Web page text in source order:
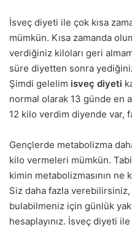
İsveç diyeti ile çok kısa
mümkün. Kısa zamanda
verdiğiniz kiloları geri
süre diyetten sonra
Şimdi gelelim isveç diyeti
normal olarak 13 günde en
12 kilo verdim diyende var,
Gençlerde metabolizma
kilo vermeleri mümkün.
kimin metabolizmasının ne
Siz daha fazla
bulabilmeniz için günlük
hesaplayınız. İsveç diyeti